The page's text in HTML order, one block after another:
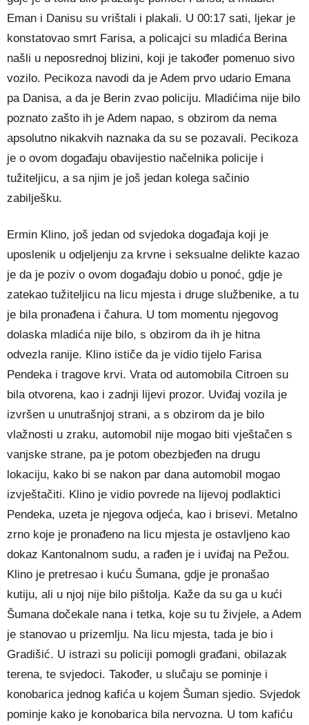
Eman i Danisu su vrištali i plakali. U 00:17 sati, ljekar je
konstatovao smrt Farisa, a policajci su mladića Berina
našli u neposrednoj blizini, koji je također pomenuo sivo
vozilo. Pecikoza navodi da je Adem prvo udario Emana
pa Danisa, a da je Berin zvao policiju. Mladićima nije bilo
poznato zašto ih je Adem napao, s obzirom da nema
apsolutno nikakvih naznaka da su se pozavali. Pecikoza
je o ovom događaju obavijestio načelnika policije i
tužiteljicu, a sa njim je još jedan kolega sačinio
zabilješku.
Ermin Klino, još jedan od svjedoka događaja koji je
uposlenik u odjeljenju za krvne i seksualne delikte kazao
je da je poziv o ovom događaju dobio u ponoć, gdje je
zatekao tužiteljicu na licu mjesta i druge službenike, a tu
je bila pronađena i čahura. U tom momentu njegovog
dolaska mladića nije bilo, s obzirom da ih je hitna
odvezla ranije. Klino ističe da je vidio tijelo Farisa
Pendeka i tragove krvi. Vrata od automobila Citroen su
bila otvorena, kao i zadnji lijevi prozor. Uviđaj vozila je
izvršen u unutrašnjoj strani, a s obzirom da je bilo
vlažnosti u zraku, automobil nije mogao biti vještačen s
vanjske strane, pa je potom obezbjeđen na drugu
lokaciju, kako bi se nakon par dana automobil mogao
izvještačiti. Klino je vidio povrede na lijevoj podlaktici
Pendeka, uzeta je njegova odjeća, kao i brisevi. Metalno
zrno koje je pronađeno na licu mjesta je ostavljeno kao
dokaz Kantonalnom sudu, a rađen je i uviđaj na Pežou.
Klino je pretresao i kuću Šumana, gdje je pronašao
kutiju, ali u njoj nije bilo pištolja. Kaže da su ga u kući
Šumana dočekale nana i tetka, koje su tu živjele, a Adem
je stanovao u prizemlju. Na licu mjesta, tada je bio i
Gradišić. U istrazi su policiji pomogli građani, obilazak
terena, te svjedoci. Također, u slučaju se pominje i
konobarica jednog kafića u kojem Šuman sjedio. Svjedok
pominje kako je konobarica bila nervozna. U tom kafiću